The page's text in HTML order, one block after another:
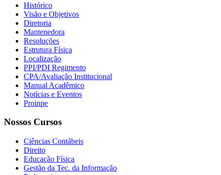
Histórico
Visão e Objetivos
Diretoria
Mantenedora
Resoluções
Estrutura Física
Localização
PPI/PDI Regimento
CPA/Avaliação Institucional
Manual Acadêmico
Notícias e Eventos
Proinpe
Nossos Cursos
Ciências Contábeis
Direito
Educação Física
Gestão da Tec. da Informação